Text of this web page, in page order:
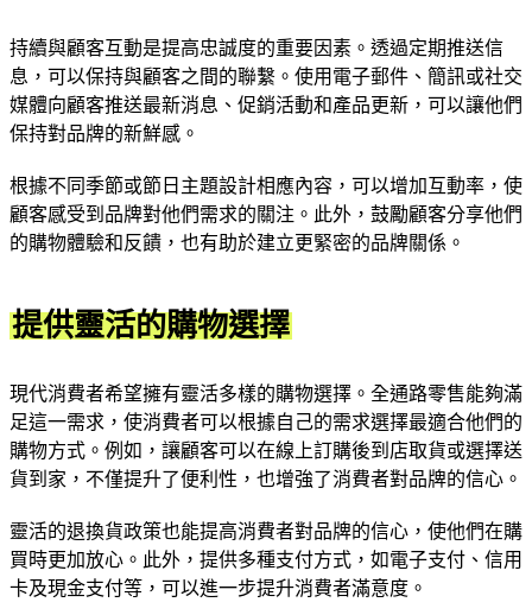
持續與顧客互動是提高忠誠度的重要因素。透過定期推送信
息，可以保持與顧客之間的聯繫。使用電子郵件、簡訊或社交
媒體向顧客推送最新消息、促銷活動和產品更新，可以讓他們
保持對品牌的新鮮感。
根據不同季節或節日主題設計相應內容，可以增加互動率，使
顧客感受到品牌對他們需求的關注。此外，鼓勵顧客分享他們
的購物體驗和反饋，也有助於建立更緊密的品牌關係。
提供靈活的購物選擇
現代消費者希望擁有靈活多樣的購物選擇。全通路零售能夠滿
足這一需求，使消費者可以根據自己的需求選擇最適合他們的
購物方式。例如，讓顧客可以在線上訂購後到店取貨或選擇送
貨到家，不僅提升了便利性，也增強了消費者對品牌的信心。
靈活的退換貨政策也能提高消費者對品牌的信心，使他們在購
買時更加放心。此外，提供多種支付方式，如電子支付、信用
卡及現金支付等，可以進一步提升消費者滿意度。